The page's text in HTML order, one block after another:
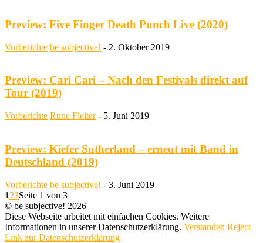
Preview: Five Finger Death Punch Live (2020)
Vorberichte be subjective! - 2. Oktober 2019
Preview: Cari Cari – Nach den Festivals direkt auf
Tour (2019)
Vorberichte Rune Fleiter - 5. Juni 2019
Preview: Kiefer Sutherland – erneut mit Band in
Deutschland (2019)
Vorberichte be subjective! - 3. Juni 2019
1 23Seite 1 von 3
© be subjective! 2026
Diese Webseite arbeitet mit einfachen Cookies. Weitere
Informationen in unserer Datenschutzerklärung. Verstanden Reject
Link zur Datenschutzerklärung